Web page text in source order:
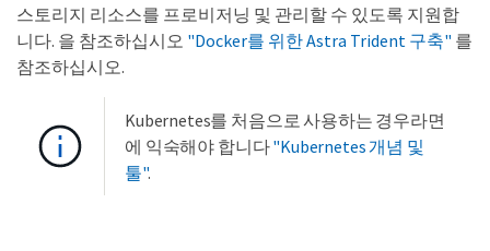
스토리지 리소스를 프로비저닝 및 관리할 수 있도록 지원합
니다. 을 참조하십시오 "Docker를 위한 Astra Trident 구축" 를
참조하십시오.
Kubernetes를 처음으로 사용하는 경우라면
에 익숙해야 합니다"Kubernetes 개념 및
툴".